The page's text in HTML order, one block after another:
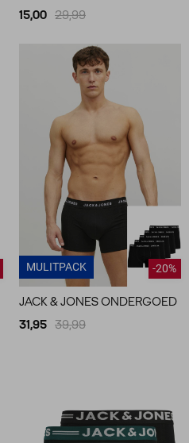
15,00 29,99
MULITPACK -20%
JACK & JONES ONDERGOED
31,95 39,99